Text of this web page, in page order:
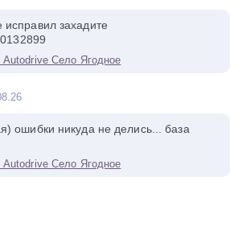
захадите
Село Ягодное
ошибки никуда не делись... база
Село Ягодное